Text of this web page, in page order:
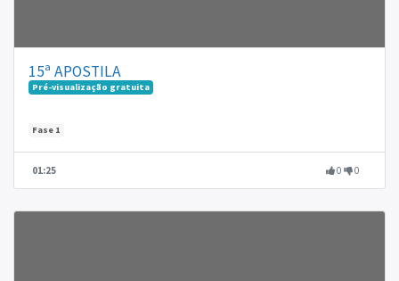
15ª APOSTILA
Pré-visualização gratuita
Fase 1
01:25 0 0